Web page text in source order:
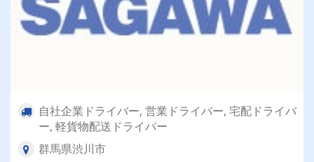
自社企業ドライバー, 営業ドライバー, 宅配ドライバ
ー, 軽貨物配送ドライバー
群馬県渋川市